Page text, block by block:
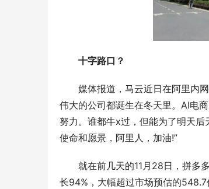
十字路口？
媒体报道，马云近日在阿里内网
伟大的公司都诞生在冬天里。AI电
努力。谁都牛x过，但能为了明天
使命和愿景，阿里人，加油!”
就在前几天的11月28日，拼多多
长94%，大幅超过市场预估的